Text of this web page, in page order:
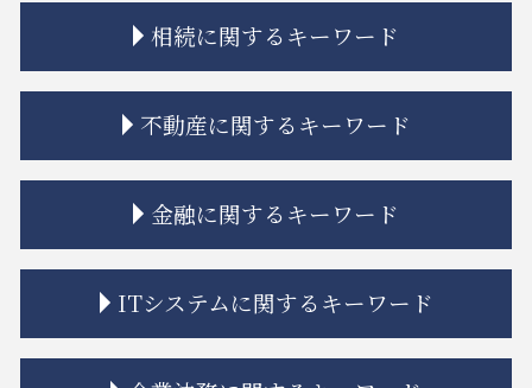
相続に関するキーワード
相続 限定承認とは
相続 遺産分割協議書
相続 分割方法
相続放棄とは
相続放棄 期間
不動産に関するキーワード
不動産トラブル 裁判
不動産トラブル 瑕疵
不動産トラブル 弁護士
借地 トラブル
金融に関するキーワード
金融 トラブル
金融商品 クーリングオフ
ITシステムに関するキーワード